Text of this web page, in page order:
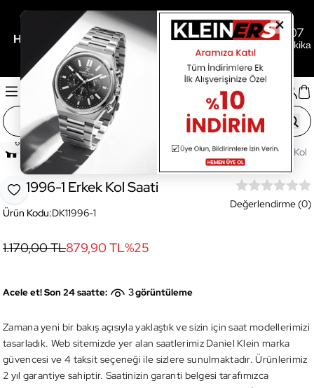
Her 3.000TL'ye 500TL Hediye İçin Son 0 / 11 / 07
Dakika
Ana Sayfa Saatler Erkek Saat DK11996-1 Erkek Kol
Favoriye Ekle
Paylaş
DK11996-1 Erkek Kol Saati
Ürün Kodu:DK11996-1
Değerlendirme (0)
1.170,00 TL879,90 TL%25
Acele et! Son 24 saatte: 3görüntüleme
Zamana yeni bir bakış açısıyla yaklaştık ve sizin için saat modellerimizi
tasarladık. Web sitemizde yer alan saatlerimiz Daniel Klein marka
güvencesi ve 4 taksit seçeneği ile sizlere sunulmaktadır. Ürünlerimiz
2 yıl garantiye sahiptir. Saatinizin garanti belgesi tarafımızca